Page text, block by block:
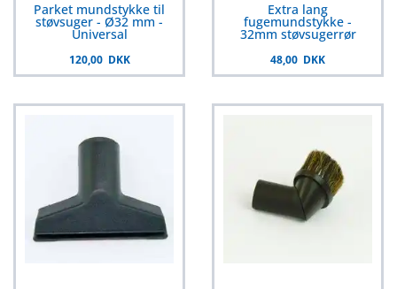
Parket mundstykke til
støvsuger - Ø32 mm -
Universal
120,00 DKK
Extra lang
fugemundstykke -
32mm støvsugerrør
48,00 DKK